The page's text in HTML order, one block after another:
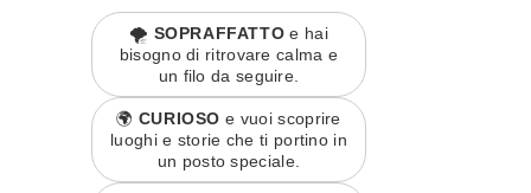
🌪️ SOPRAFFATTO e hai
bisogno di ritrovare calma e
un filo da seguire.
🌍 CURIOSO e vuoi scoprire
luoghi e storie che ti portino in
un posto speciale.